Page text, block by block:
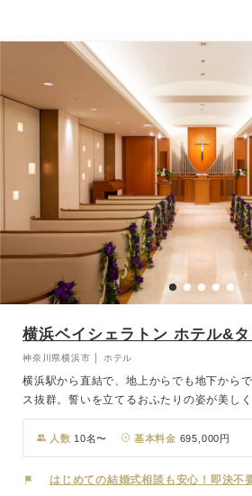
横浜ベイシェラトン ホテル&
神奈川県横浜市 │ ホテル
横浜駅から直結で、地上からでも地下から
ス抜群。誓いを立てるおふたりの姿が美し
ンロードや木のぬくもりにあふれた暖かみ
族や友人たちに見守られながら記憶に残る
ます。
人数 10名〜 基本料金 695,000円
はじめての結婚式相談も安心！即決不